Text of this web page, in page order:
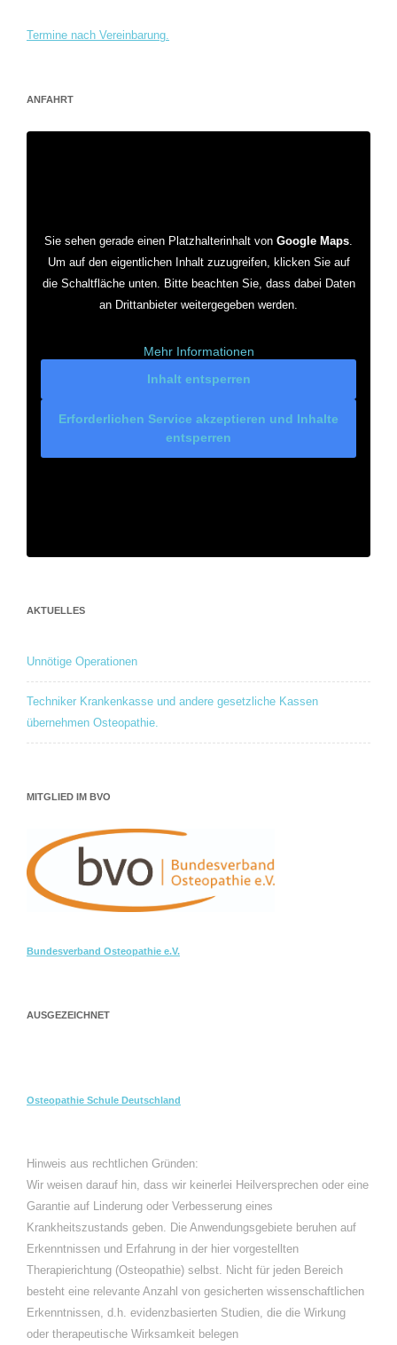
Termine nach Vereinbarung.
ANFAHRT
Sie sehen gerade einen Platzhalterinhalt von Google Maps
Um auf den eigentlichen Inhalt zuzugreifen, klicken Sie auf
die Schaltfläche unten. Bitte beachten Sie, dass dabei Daten
an Drittanbieter weitergegeben werden.
Mehr Informationen
Inhalt entsperren
Erforderlichen Service akzeptieren und Inhalte
entsperren
AKTUELLES
Unnötige Operationen
Techniker Krankenkasse und andere gesetzliche Kassen
übernehmen Osteopathie.
MITGLIED IM BVO
Bundesverband Osteopathie e.V.
AUSGEZEICHNET
Osteopathie Schule Deutschland
Hinweis aus rechtlichen Gründen:
Wir weisen darauf hin, dass wir keinerlei Heilversprechen oder eine
Garantie auf Linderung oder Verbesserung eines
Krankheitszustands geben. Die Anwendungsgebiete beruhen auf
Erkenntnissen und Erfahrung in der hier vorgestellten
Therapierichtung (Osteopathie) selbst. Nicht für jeden Bereich
besteht eine relevante Anzahl von gesicherten wissenschaftlichen
Erkenntnissen, d.h. evidenzbasierten Studien, die die Wirkung
oder therapeutische Wirksamkeit belegen